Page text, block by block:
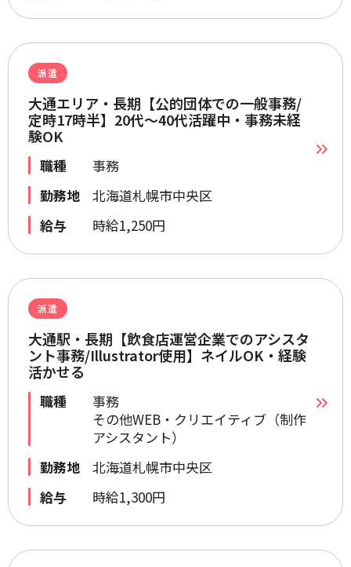
派遣
大通エリア・長期【公的団体での一般事務/
定時17時半】20代～40代活躍中・事務未経
験OK
職種
事務
勤務地
北海道札幌市中央区
給与
時給1,250円
派遣
大通駅・長期【飲食店運営企業でのアシスタ
ント事務/Illustrator使用】ネイルOK・経験
活かせる
職種
事務
その他WEB・クリエイティブ（制作
アシスタント）
勤務地
北海道札幌市中央区
給与
時給1,300円